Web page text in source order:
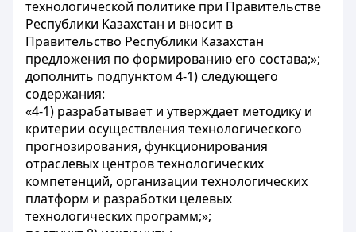
технологической политике при Правительстве
Республики Казахстан и вносит в
Правительство Республики Казахстан
предложения по формированию его состава;»;
дополнить подпунктом 4-1) следующего
содержания:
«4-1) разрабатывает и утверждает методику и
критерии осуществления технологического
прогнозирования, функционирования
отраслевых центров технологических
компетенций, организации технологических
платформ и разработки целевых
технологических программ;»;